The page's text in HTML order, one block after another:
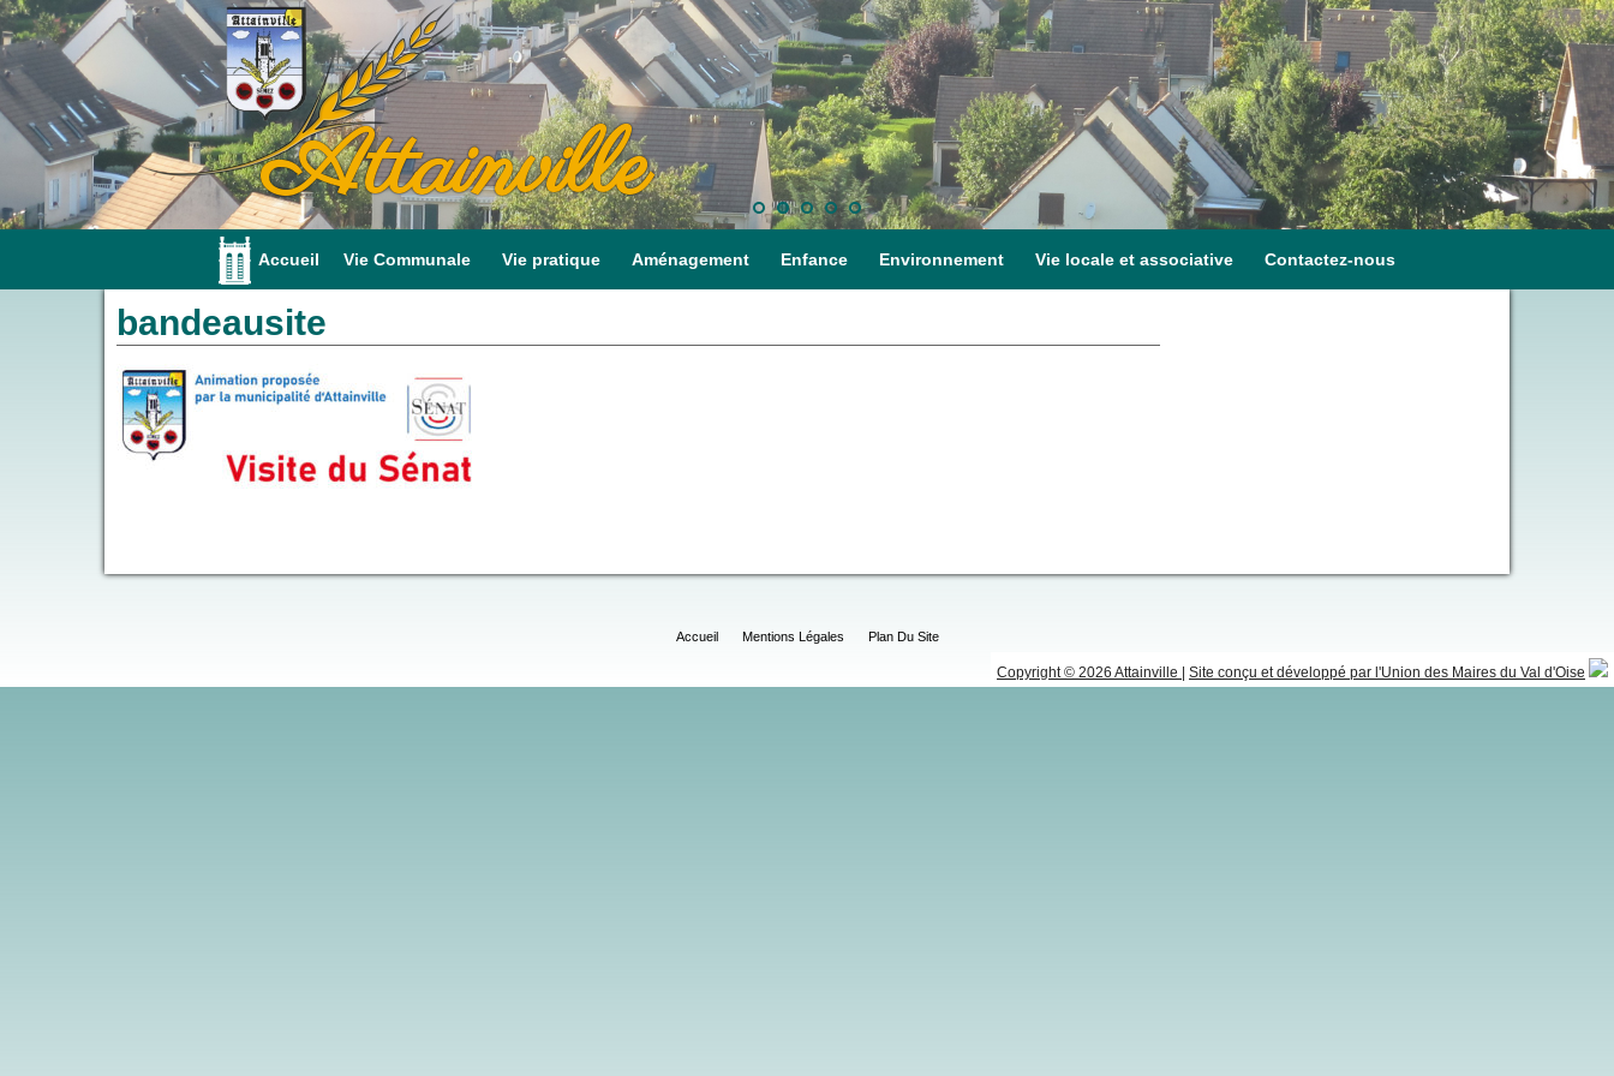
Attainville
Accueil Vie Communale Vie pratique Aménagement Enfance Environnement Vie locale et associative Contactez-nous
bandeausite
Accueil Mentions Légales Plan Du Site
Copyright © 2026 Attainville Site conçu et développé par l'Union des Maires du Val d'Oise